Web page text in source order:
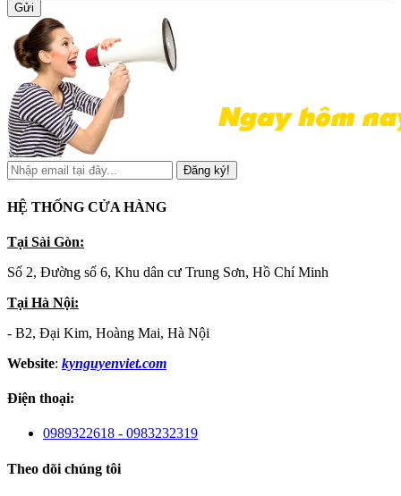
Gửi
Đăng ký!
HỆ THỐNG CỬA HÀNG
Tại Sài Gòn:
Số 2, Đường số 6, Khu dân cư Trung Sơn, Hồ Chí Minh
Tại Hà Nội:
- B2, Đại Kim, Hoàng Mai, Hà Nội
Website: kynguyenviet.com
Điện thoại:
0989322618 - 0983232319
Theo dõi chúng tôi